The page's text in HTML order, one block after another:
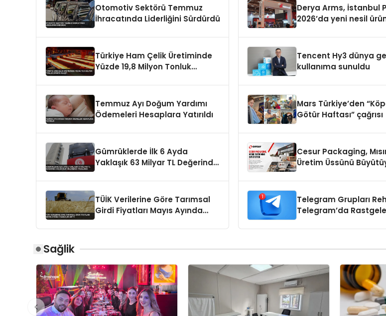
Otomotiv Sektörü Temmuz
İhracatında Liderliğini Sürdürdü
Türkiye Ham Çelik Üretiminde
Yüzde 19,8 Milyon Tonluk
Zirveye Ulaştı
Temmuz Ayı Doğum Yardımı
Ödemeleri Hesaplara Yatırıldı
Gümrüklerde İlk 6 Ayda
Yaklaşık 63 Milyar TL Değerinde
Kaçakçılık Önlenerek Yakalandı
TÜİK Verilerine Göre Tarımsal
Girdi Fiyatları Mayıs Ayında
Yüzde 0,44 Arttı
Derya Arms, İstanbul
2026’da yeni nesil
sergiledi
Tencent Hy3 dünya
kullanıma sunuldu
Mars Türkiye’den
Götür Haftası” çağrısı
Cesur Packaging,
Üretim Üssünü
Telegram Grupları
Telegram’da
Sağlik